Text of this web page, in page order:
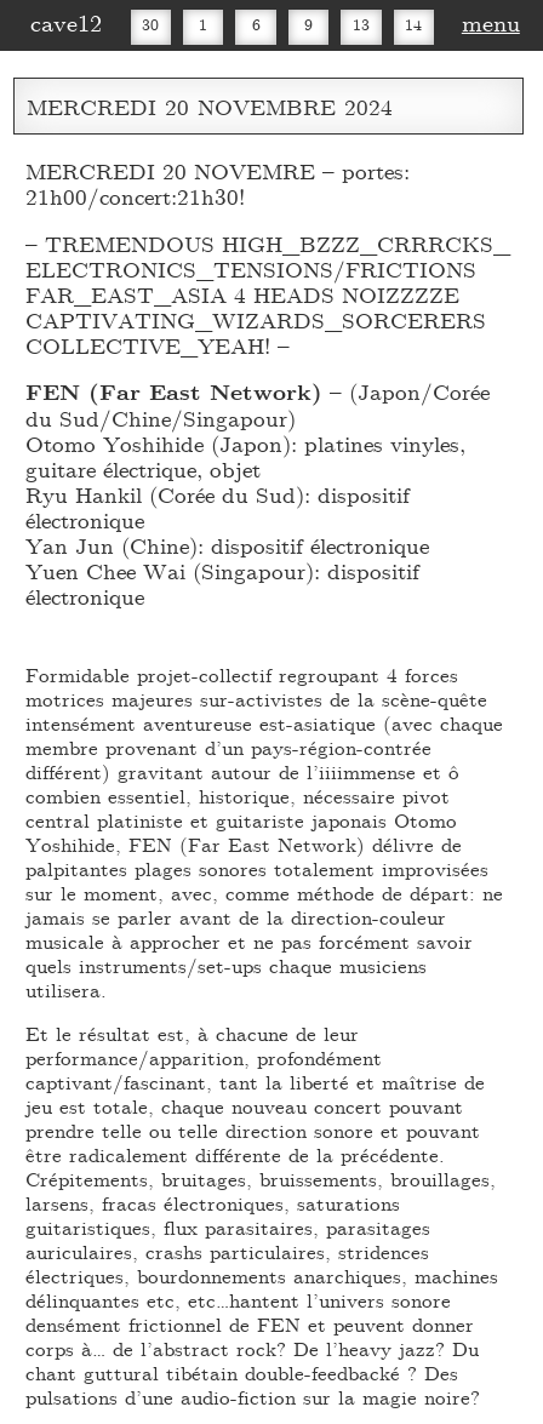
cave12 30 1 6 9 13 14
16 20 27 30
menu
MERCREDI 20 NOVEMBRE 2024
MERCREDI 20 NOVEMRE – portes:
21h00/concert:21h30!
– TREMENDOUS HIGH_BZZZ_ CRRRCKS_
ELECTRONICS_TENSIONS/FRICTIONS
FAR_EAST_ ASIA 4 HEADS NOIZZZZE
CAPTIVATING_WIZARDS_ SORCERERS
COLLECTIVE_YEAH! –
FEN (Far East Network) – (Japon/Corée
du Sud/Chine/Singapour)
Otomo Yoshihide (Japon): platines vinyles,
guitare électrique, objet
Ryu Hankil (Corée du Sud): dispositif
électronique
Yan Jun (Chine): dispositif électronique
Yuen Chee Wai (Singapour): dispositif
électronique
Formidable projet-collectif regroupant 4 forces
motrices majeures sur-activistes de la scène-quête
intensément aventureuse est-asiatique (avec chaque
membre provenant d’un pays-région-contrée
différent) gravitant autour de l’iiiimmense et ô
combien essentiel, historique, nécessaire pivot
central platiniste et guitariste japonais Otomo
Yoshihide, FEN (Far East Network) délivre de
palpitantes plages sonores totalement improvisées
sur le moment, avec, comme méthode de départ: ne
jamais se parler avant de la direction-couleur
musicale à approcher et ne pas forcément savoir
quels instruments/set-ups chaque musiciens
utilisera.
Et le résultat est, à chacune de leur
performance/apparition, profondément
captivant/fascinant, tant la liberté et maîtrise de
jeu est totale, chaque nouveau concert pouvant
prendre telle ou telle direction sonore et pouvant
être radicalement différente de la précédente.
Crépitements, bruitages, bruissements, brouillages,
larsens, fracas électroniques, saturations
guitaristiques, flux parasitaires, parasitages
auriculaires, crashs particulaires, stridences
électriques, bourdonnements anarchiques, machines
délinquantes etc, etc…hantent l’univers sonore
densément frictionnel de FEN et peuvent donner
corps à… de l’abstract rock? De l’heavy jazz? Du
chant guttural tibétain double-feedbacké ? Des
pulsations d’une audio-fiction sur la magie noire?